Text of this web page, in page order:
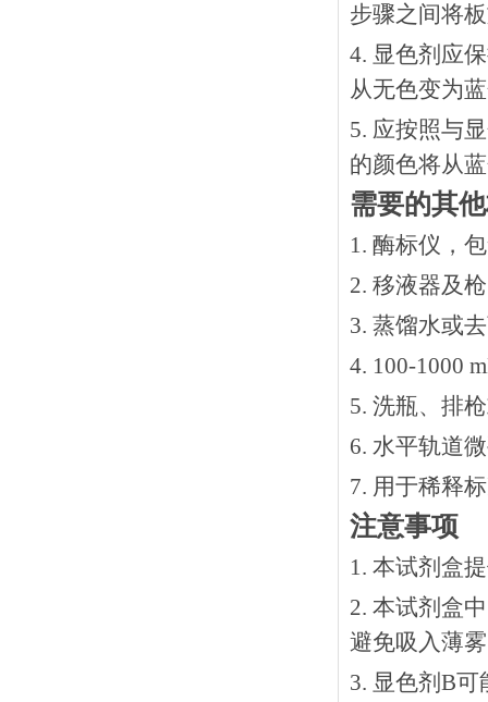
步骤之间将
4. 显色剂应
从无色变为
5. 应按照与
的颜色将从
需要的其
1. 酶标仪，
2. 移液器及
3. 蒸馏水或
4. 100-1000
5. 洗瓶、排
6. 水平轨道
7. 用于稀释
注意事项
1. 本试剂盒
2. 本试剂盒
避免吸入薄
3. 显色剂B